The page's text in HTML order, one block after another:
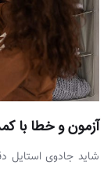
آزمون و خطا با
شاید جادوی استایل